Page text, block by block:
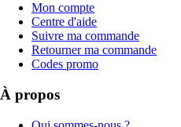
Mon compte
Centre d'aide
Suivre ma commande
Retourner ma commande
Codes promo
À propos